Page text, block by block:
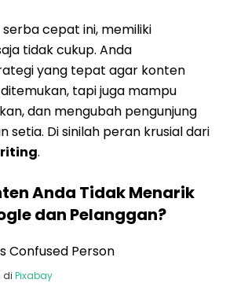
cepat ini, memiliki
tidak cukup. Anda
yang tepat agar konten
tapi juga mampu
dan mengubah pengunjung
setia. Di sinilah peran krusial dari
.
Anda Tidak Menarik
dan Pelanggan?
di Pixabay